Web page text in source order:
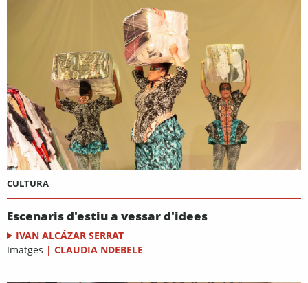
CULTURA
Escenaris d'estiu a vessar d'idees
IVAN ALCÁZAR SERRAT
Imatges | CLAUDIA NDEBELE